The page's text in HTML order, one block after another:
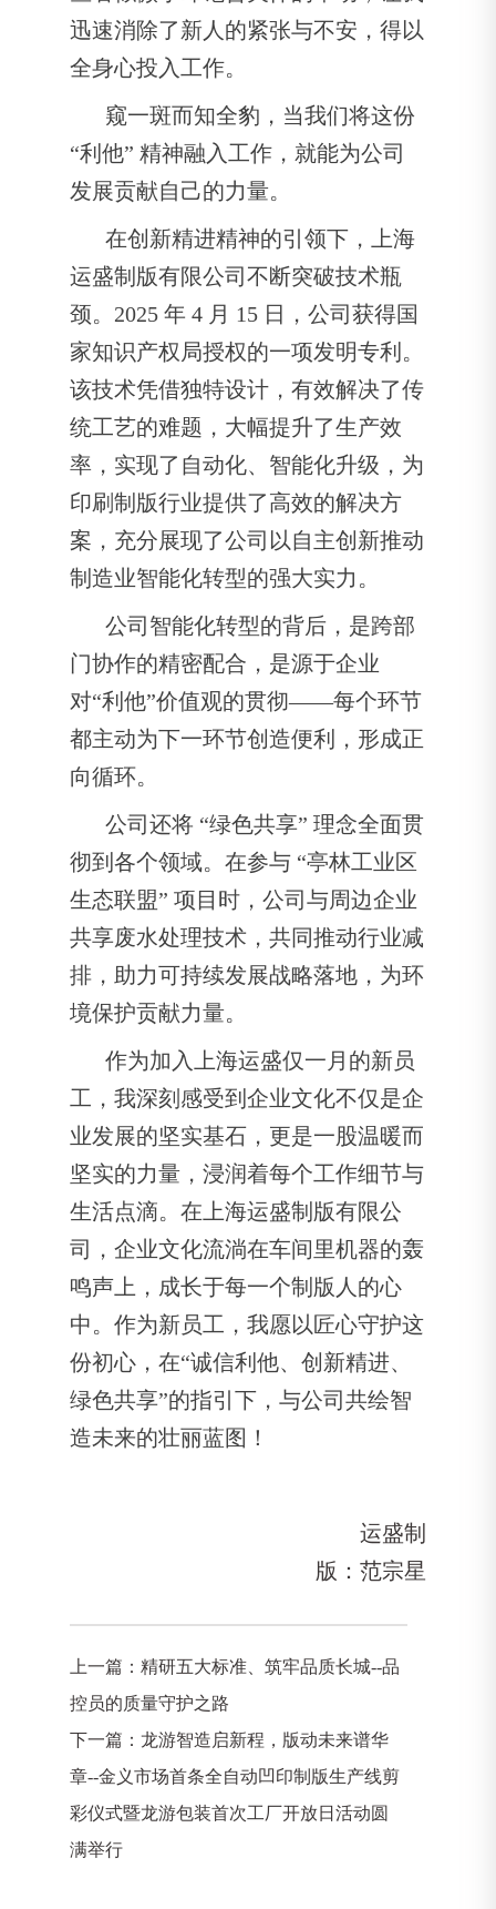
迅速消除了新人的紧张与不安，得以
全身心投入工作。
窥一斑而知全豹，当我们将这份
“利他” 精神融入工作，就能为公司
发展贡献自己的力量。
在创新精进精神的引领下，上海
运盛制版有限公司不断突破技术瓶
颈。2025 年 4 月 15 日，公司获得国
家知识产权局授权的一项发明专利。
该技术凭借独特设计，有效解决了传
统工艺的难题，大幅提升了生产效
率，实现了自动化、智能化升级，为
印刷制版行业提供了高效的解决方
案，充分展现了公司以自主创新推动
制造业智能化转型的强大实力。
公司智能化转型的背后，是跨部
门协作的精密配合，是源于企业
对“利他”价值观的贯彻——每个环节
都主动为下一环节创造便利，形成正
向循环。
公司还将 “绿色共享” 理念全面贯
彻到各个领域。在参与 “亭林工业区
生态联盟” 项目时，公司与周边企业
共享废水处理技术，共同推动行业减
排，助力可持续发展战略落地，为环
境保护贡献力量。
作为加入上海运盛仅一月的新员
工，我深刻感受到企业文化不仅是企
业发展的坚实基石，更是一股温暖而
坚实的力量，浸润着每个工作细节与
生活点滴。在上海运盛制版有限公
司，企业文化流淌在车间里机器的轰
鸣声上，成长于每一个制版人的心
中。作为新员工，我愿以匠心守护这
份初心，在“诚信利他、创新精进、
绿色共享”的指引下，与公司共绘智
造未来的壮丽蓝图！
运盛制
版：范宗星
上一篇： 精研五大标准、筑牢品质长城--品
控员的质量守护之路
下一篇： 龙游智造启新程，版动未来谱华
章--金义市场首条全自动凹印制版生产线剪
彩仪式暨龙游包装首次工厂开放日活动圆
满举行